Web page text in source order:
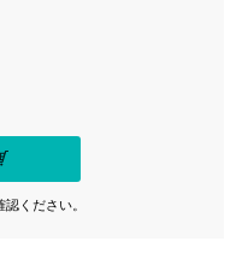
ください。